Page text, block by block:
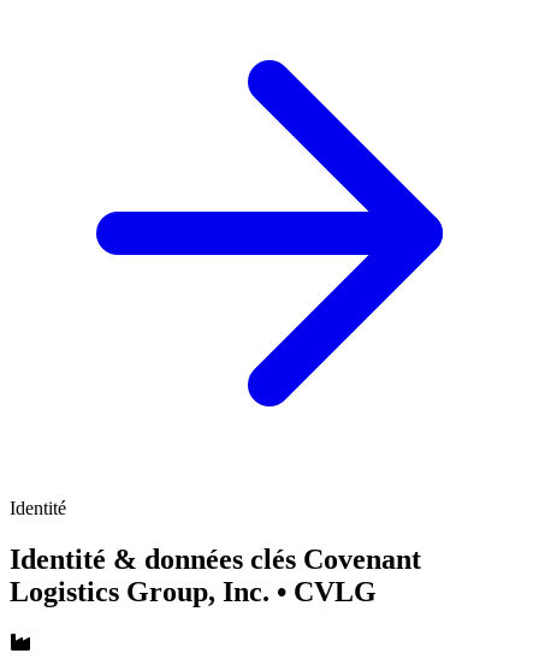
Identité
Identité & données clés Covenant
Logistics Group, Inc. • CVLG